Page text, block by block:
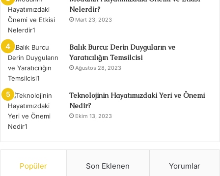
Nelerdir?
Mart 23, 2023
Balık Burcu: Derin Duyguların ve
Yaratıcılığın Temsilcisi
Ağustos 28, 2023
Teknolojinin Hayatımızdaki Yeri ve Önemi
Nedir?
Ekim 13, 2023
Popüler Son Eklenen Yorumlar